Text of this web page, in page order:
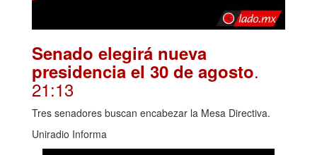
Senado elegirá nueva
presidencia el 30 de agosto.
21:13
Tres senadores buscan encabezar la Mesa Directiva.
Uniradio Informa